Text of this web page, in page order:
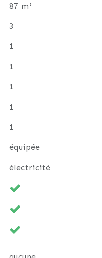
87 m²
3
1
1
1
1
1
équipée
électricité